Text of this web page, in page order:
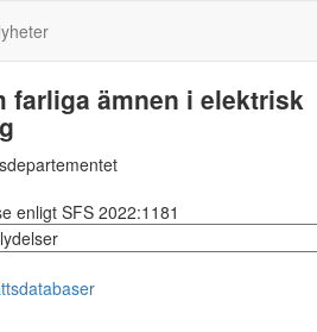
farliga ämnen i elektrisk
enligt SFS 2022:1181